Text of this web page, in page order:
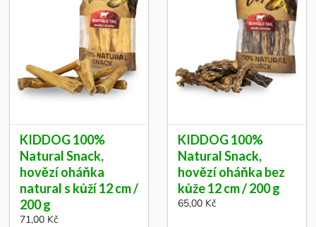
KIDDOG 100%
Natural Snack,
hovězí oháňka
natural s kůží 12 cm /
200 g
71,00 Kč
KIDDOG 100%
Natural Snack,
hovězí oháňka bez
kůže 12 cm / 200 g
65,00 Kč